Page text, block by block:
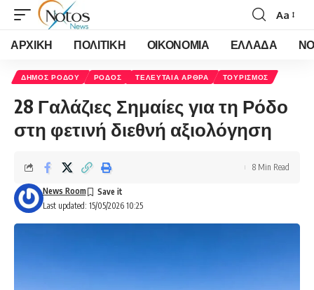
Font
Resizer
Aa
ΑΡΧΙΚΗ ΠΟΛΙΤΙΚΗ ΟΙΚΟΝΟΜΙΑ ΕΛΛΑΔΑ
ΔΗΜΟΣ ΡΟΔΟΥ ΡΟΔΟΣ ΤΕΛΕΥΤΑΙΑ ΑΡΘΡΑ ΤΟΥΡΙΣΜΟΣ
28 Γαλάζιες Σημαίες για τη Ρόδο
στη φετινή διεθνή αξιολόγηση
Last updated: 15/05/2026 10:25
News Room
8 Min Read